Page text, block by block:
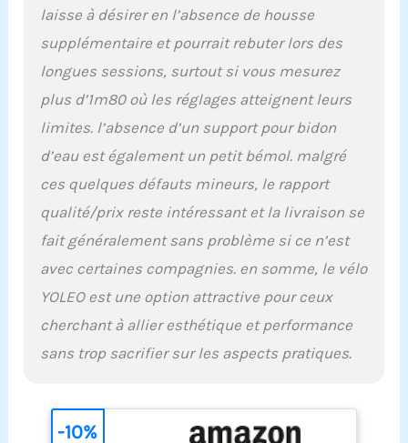
stable avec une capacité
kg 【Design Pliable et
Facile à Déplacer】 le
d'économiser 80%
d'espace et s'adapte à
de votre maison,
appartement ou salle de
roues de transport qui
vous permettent de
vélo d'appartement d'une
pièce à une autre dans
votre salle de sport à la
maison 【Ordinateur à
grand écran et
pliable enregistre le
temps, la vitesse, la
laisse à désirer en l’absence de housse
supplémentaire et pourrait rebuter lors des
longues sessions, surtout si vous mesurez
plus d’1m80 où les réglages atteignent leurs
limites. l’absence d’un support pour bidon
d’eau est également un petit bémol. malgré
ces quelques défauts mineurs, le rapport
qualité/prix reste intéressant et la livraison se
fait généralement sans problème si ce n’est
avec certaines compagnies. en somme, le vélo
YOLEO est une option attractive pour ceux
cherchant à allier esthétique et performance
sans trop sacrifier sur les aspects pratiques.
-10%